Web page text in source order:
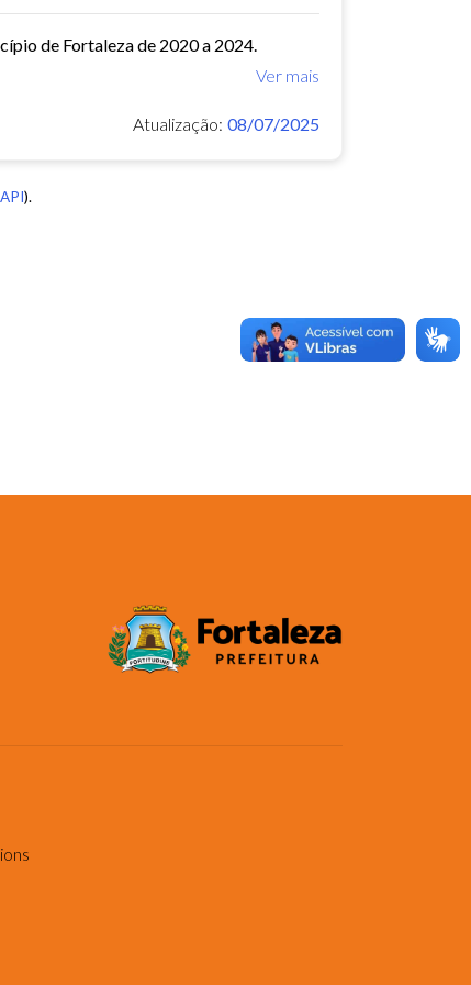
de Fortaleza de 2020 a 2024.
Ver mais
Atualização: 08/07/2025
).